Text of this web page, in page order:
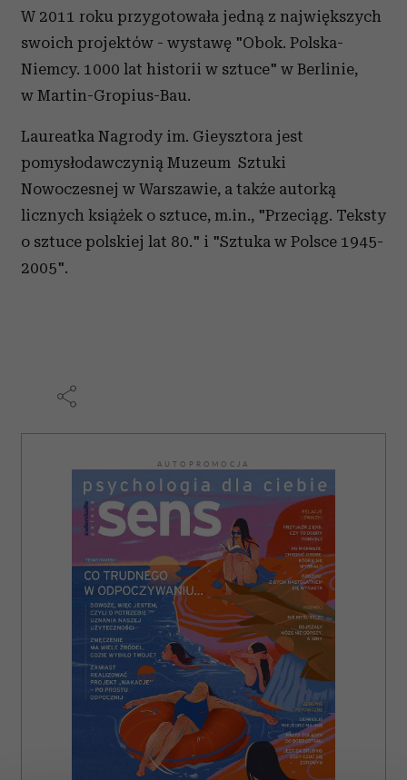
W 2011 roku przygotowała jedną z największych
swoich projektów - wystawę "Obok. Polska-
Niemcy. 1000 lat historii w sztuce" w Berlinie,
w Martin-Gropius-Bau.
Laureatka Nagrody im. Gieysztora jest
pomysłodawczynią Muzeum Sztuki
Nowoczesnej w Warszawie, a także autorką
licznych książek o sztuce, m.in., "Przeciąg. Teksty
o sztuce polskiej lat 80." i "Sztuka w Polsce 1945-
2005".
AUTOPROMOCJA